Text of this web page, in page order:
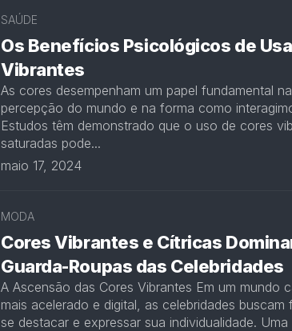
SAÚDE
Os Benefícios Psicológicos de
Vibrantes
As cores desempenham um papel fundamental
percepção do mundo e na forma como
Estudos têm demonstrado que o uso de cores
saturadas pode...
maio 17, 2024
MODA
Cores Vibrantes e Cítricas
Guarda-Roupas das Celebridades
A Ascensão das Cores Vibrantes Em um mundo
mais acelerado e digital, as celebridades buscam
se destacar e expressar sua individualidade.